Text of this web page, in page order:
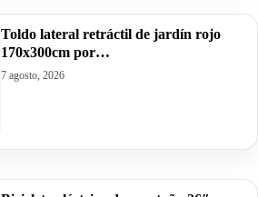
Toldo lateral retráctil de jardín rojo
170x300cm por…
7 agosto, 2026